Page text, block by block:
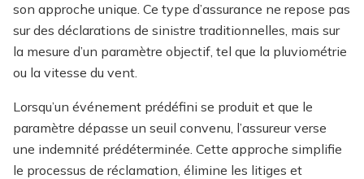
son approche unique. Ce type d’assurance ne repose pas
sur des déclarations de sinistre traditionnelles, mais sur
la mesure d’un paramètre objectif, tel que la pluviométrie
ou la vitesse du vent.
Lorsqu’un événement prédéfini se produit et que le
paramètre dépasse un seuil convenu, l’assureur verse
une indemnité prédéterminée. Cette approche simplifie
le processus de réclamation, élimine les litiges et